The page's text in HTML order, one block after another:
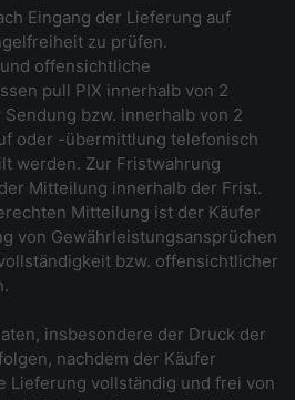
Eingang der Lieferung auf
zu prüfen.
offensichtliche
pull PIX innerhalb von 2
bzw. innerhalb von 2
oder -übermittlung telefonisch
werden. Zur Fristwahrung
Mitteilung innerhalb der Frist.
Mitteilung ist der Käufer
von Gewährleistungsansprüchen
bzw. offensichtlicher
insbesondere der Druck der
nachdem der Käufer
Lieferung vollständig und frei von